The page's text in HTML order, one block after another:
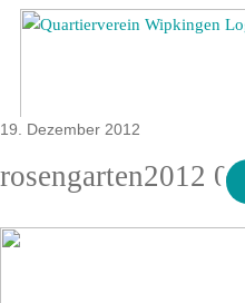
19. Dezember 2012
rosengarten2012 014